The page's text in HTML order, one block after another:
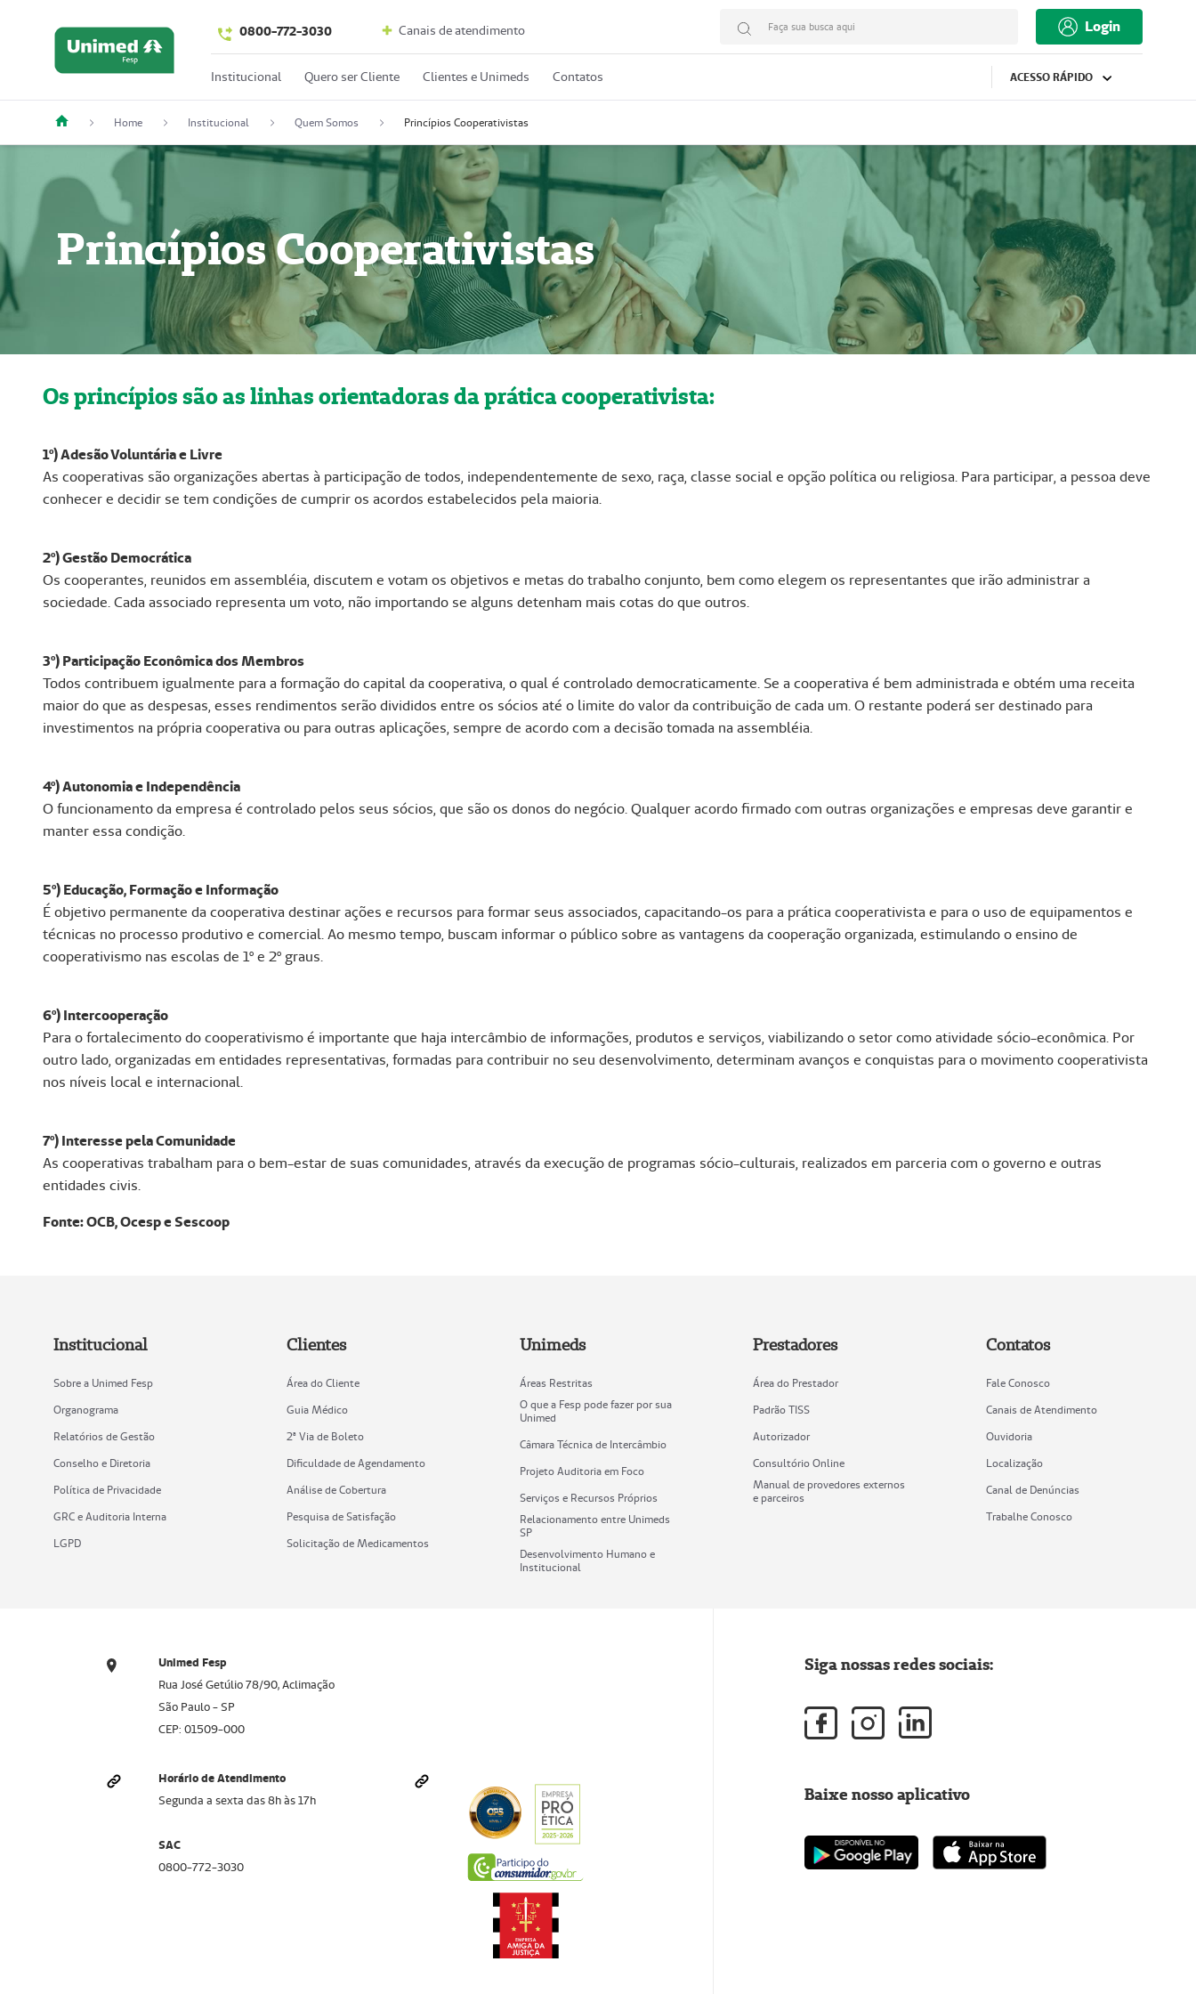
0800-772-3030 Canais de atendimento Faça sua busca aqui Login
Institucional Quero ser Cliente Clientes e Unimeds Contatos ACESSO RÁPIDO
Home Institucional Quem Somos Princípios Cooperativistas
Princípios Cooperativistas
Os princípios são as linhas orientadoras da prática cooperativista:
1º) Adesão Voluntária e Livre
As cooperativas são organizações abertas à participação de todos, independentemente de sexo, raça, classe social e opção política ou religiosa. Para participar, a pessoa deve
conhecer e decidir se tem condições de cumprir os acordos estabelecidos pela maioria.
2º) Gestão Democrática
Os cooperantes, reunidos em assembléia, discutem e votam os objetivos e metas do trabalho conjunto, bem como elegem os representantes que irão administrar a
sociedade. Cada associado representa um voto, não importando se alguns detenham mais cotas do que outros.
3º) Participação Econômica dos Membros
Todos contribuem igualmente para a formação do capital da cooperativa, o qual é controlado democraticamente. Se a cooperativa é bem administrada e obtém uma receita
maior do que as despesas, esses rendimentos serão divididos entre os sócios até o limite do valor da contribuição de cada um. O restante poderá ser destinado para
investimentos na própria cooperativa ou para outras aplicações, sempre de acordo com a decisão tomada na assembléia.
4º) Autonomia e Independência
O funcionamento da empresa é controlado pelos seus sócios, que são os donos do negócio. Qualquer acordo firmado com outras organizações e empresas deve garantir e
manter essa condição.
5º) Educação, Formação e Informação
É objetivo permanente da cooperativa destinar ações e recursos para formar seus associados, capacitando-os para a prática cooperativista e para o uso de equipamentos e
técnicas no processo produtivo e comercial. Ao mesmo tempo, buscam informar o público sobre as vantagens da cooperação organizada, estimulando o ensino de
cooperativismo nas escolas de 1º e 2º graus.
6º) Intercooperação
Para o fortalecimento do cooperativismo é importante que haja intercâmbio de informações, produtos e serviços, viabilizando o setor como atividade sócio-econômica. Por
outro lado, organizadas em entidades representativas, formadas para contribuir no seu desenvolvimento, determinam avanços e conquistas para o movimento cooperativista
nos níveis local e internacional.
7º) Interesse pela Comunidade
As cooperativas trabalham para o bem-estar de suas comunidades, através da execução de programas sócio-culturais, realizados em parceria com o governo e outras
entidades civis.
Fonte: OCB, Ocesp e Sescoop
Institucional
Sobre a Unimed Fesp
Organograma
Relatórios de Gestão
Conselho e Diretoria
Política de Privacidade
GRC e Auditoria Interna
LGPD
Clientes
Área do Cliente
Guia Médico
2ª Via de Boleto
Dificuldade de Agendamento
Análise de Cobertura
Pesquisa de Satisfação
Solicitação de Medicamentos
Unimeds
Áreas Restritas
O que a Fesp pode fazer por sua
Unimed
Câmara Técnica de Intercâmbio
Projeto Auditoria em Foco
Serviços e Recursos Próprios
Relacionamento entre Unimeds
SP
Desenvolvimento Humano e
Institucional
Prestadores
Área do Prestador
Padrão TISS
Autorizador
Consultório Online
Manual de provedores externos
e parceiros
Contatos
Fale Conosco
Canais de Atendimento
Ouvidoria
Localização
Canal de Denúncias
Trabalhe Conosco
Unimed Fesp
Rua José Getúlio 78/90, Aclimação
São Paulo - SP
CEP: 01509-000
Horário de Atendimento
Segunda a sexta das 8h às 17h
SAC
0800-772-3030
Siga nossas redes sociais:
Baixe nosso aplicativo